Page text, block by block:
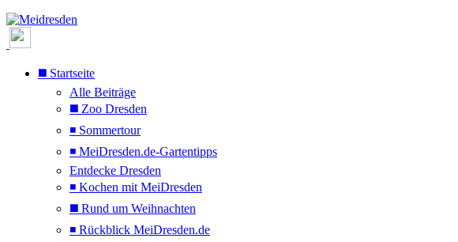
◼️ Startseite
Alle Beiträge
◼️ Zoo Dresden
◾ Sommertour
◾ MeiDresden.de-Gartentipps
Entdecke Dresden
◾ Kochen mit MeiDresden
◼️ Rund um Weihnachten
◾ Rückblick MeiDresden.de